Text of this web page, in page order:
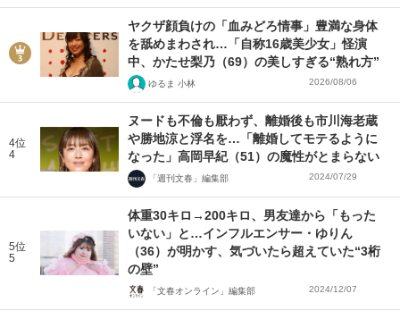
ヤクザ顔負けの「血みどろ情事」豊満な身体
を舐めまわされ…「自称16歳美少女」怪演
中、かたせ梨乃（69）の美しすぎる“熟れ方”
ゆるま 小林 2026/08/06
4位
4
ヌードも不倫も厭わず、離婚後も市川海老蔵
や勝地涼と浮名を…「離婚してモテるように
なった」高岡早紀（51）の魔性がとまらない
「週刊文春」編集部 2024/07/29
5位
5
体重30キロ→200キロ、男友達から「もった
いない」と…インフルエンサー・ゆりん
（36）が明かす、気づいたら超えていた“3桁
の壁”
「文春オンライン」編集部 2024/12/07